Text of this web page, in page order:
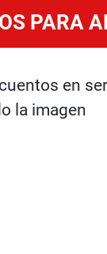
PARA
en
la imagen